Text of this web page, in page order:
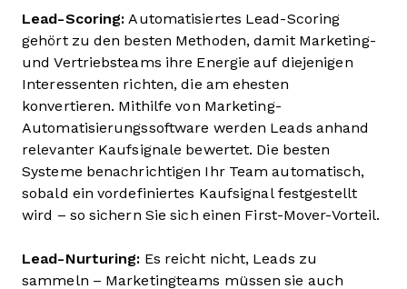
Lead-Scoring: Automatisiertes Lead-Scoring
gehört zu den besten Methoden, damit Marketing-
und Vertriebsteams ihre Energie auf diejenigen
Interessenten richten, die am ehesten
konvertieren. Mithilfe von Marketing-
Automatisierungssoftware werden Leads anhand
relevanter Kaufsignale bewertet. Die besten
Systeme benachrichtigen Ihr Team automatisch,
sobald ein vordefiniertes Kaufsignal festgestellt
wird – so sichern Sie sich einen First-Mover-Vorteil.
Lead-Nurturing: Es reicht nicht, Leads zu
sammeln – Marketingteams müssen sie auch